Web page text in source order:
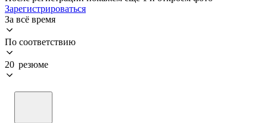
Зарегистрироваться
За всё время
По соответствию
20 резюме